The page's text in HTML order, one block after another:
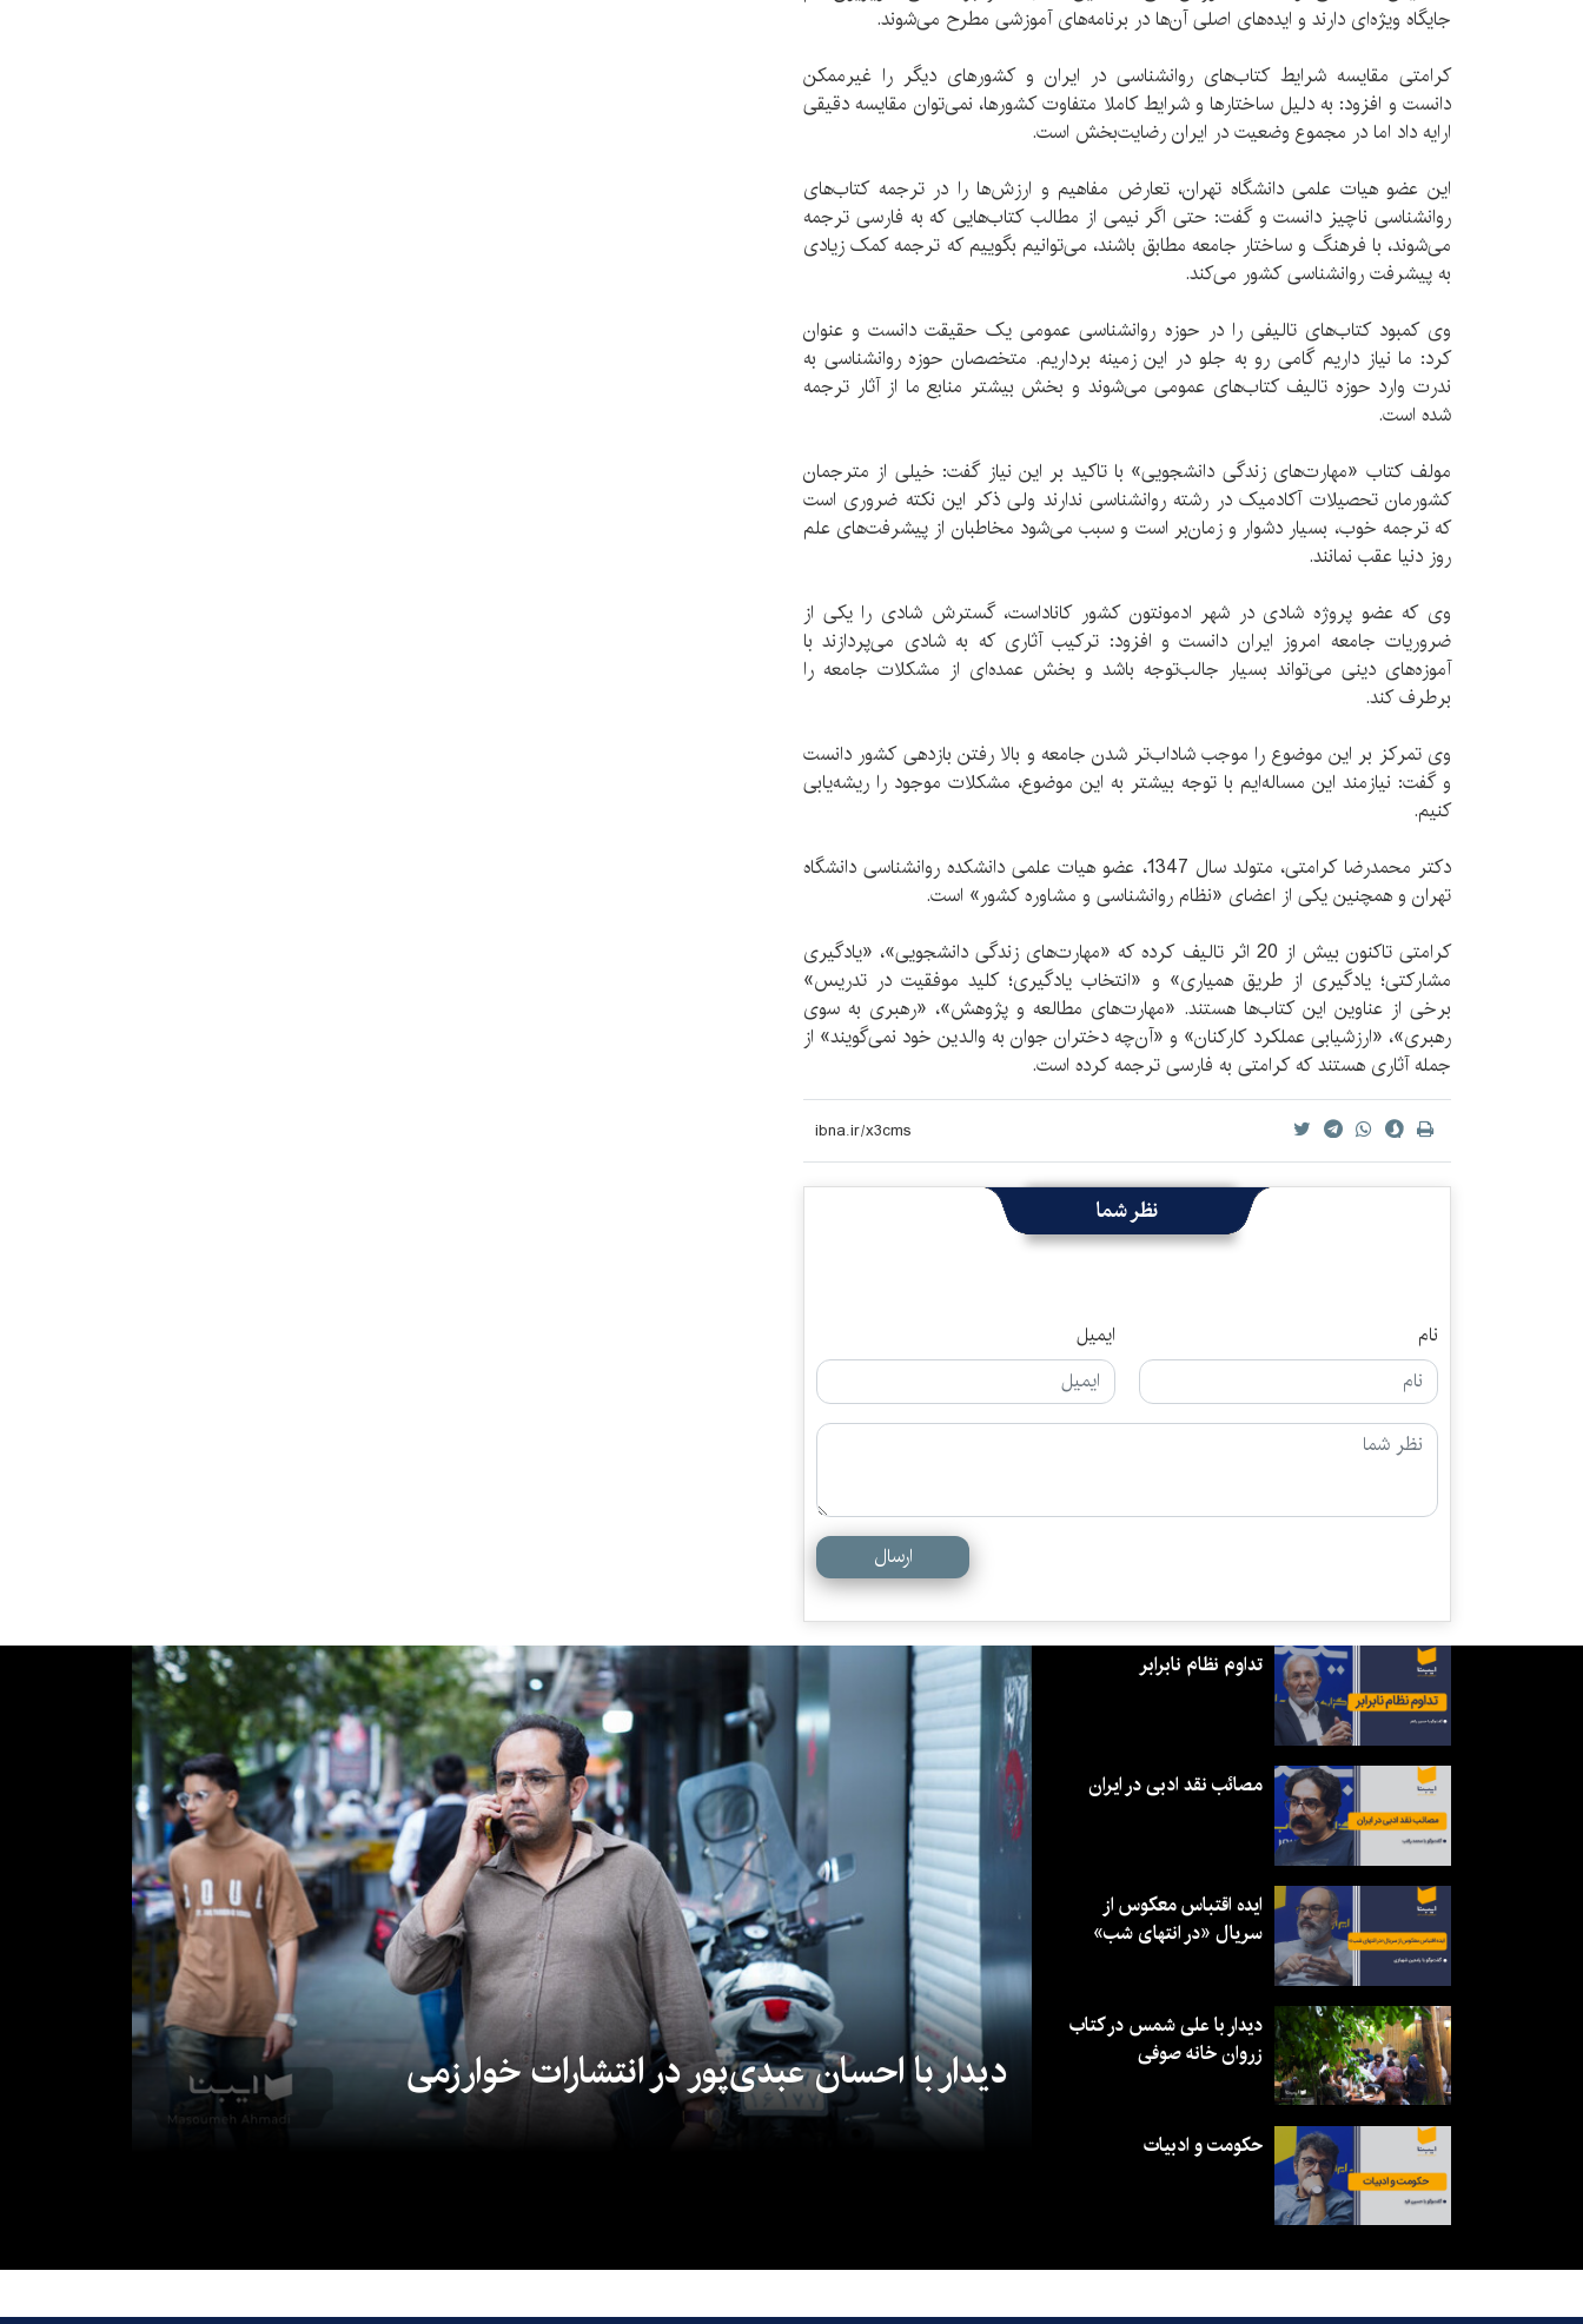
جایگاه ویژه‌ای دارند و ایده‌های اصلی آن‌ها در برنامه‌های آموزشی مطرح می‌شوند.
کرامتی مقایسه شرایط کتاب‌های روانشناسی در ایران و کشورهای دیگر را غیرممکن
دانست و افزود: به دلیل ساختارها و شرایط کاملا متفاوت کشورها، نمی‌توان مقایسه دقیقی
ارایه داد اما در مجموع وضعیت در ایران رضایت‌بخش است.
این عضو هیات علمی دانشگاه تهران، تعارض مفاهیم و ارزش‌ها را در ترجمه کتاب‌های
روانشناسی ناچیز دانست و گفت: حتی اگر نیمی از مطالب کتاب‌هایی که به فارسی ترجمه
می‌شوند، با فرهنگ و ساختار جامعه مطابق باشند، می‌توانیم بگوییم که ترجمه کمک زیادی
به پیشرفت روانشناسی کشور می‌کند.
وی کمبود کتاب‌های تالیفی را در حوزه روانشناسی عمومی یک حقیقت دانست و عنوان
کرد: ما نیاز داریم گامی رو به جلو در این زمینه برداریم. متخصصان حوزه روانشناسی به
ندرت وارد حوزه تالیف کتاب‌های عمومی می‌شوند و بخش بیشتر منابع ما از آثار ترجمه
شده است.
مولف کتاب «مهارت‌های زندگی دانشجویی» با تاکید بر این نیاز گفت: خیلی از مترجمان
کشورمان تحصیلات آکادمیک در رشته روانشناسی ندارند ولی ذکر این نکته ضروری است
که ترجمه خوب، بسیار دشوار و زمان‌بر است و سبب می‌شود مخاطبان از پیشرفت‌های علم
روز دنیا عقب نمانند.
وی که عضو پروژه شادی در شهر ادمونتون کشور کاناداست، گسترش شادی را یکی از
ضروریات جامعه امروز ایران دانست و افزود: ترکیب آثاری که به شادی می‌پردازند با
آموزه‌های دینی می‌تواند بسیار جالب‌توجه باشد و بخش عمده‌ای از مشکلات جامعه را
برطرف کند.
وی تمرکز بر این موضوع را موجب شاداب‌تر شدن جامعه و بالا رفتن بازدهی کشور دانست
و گفت:‌ نیازمند اين مساله‌ایم با توجه بیشتر به این موضوع، مشکلات موجود را ریشه‌یابی
کنیم.
دکتر محمدرضا کرامتی، متولد سال 1347، عضو هیات علمی دانشکده روانشناسی دانشگاه
تهران و همچنین یکی از اعضای «نظام روانشناسی و مشاوره کشور» است.
کرامتی تاکنون بیش از 20 اثر تالیف کرده که «مهارت‌های زندگی دانشجویی»، «یادگیری
مشارکتی؛ یادگیری از طریق همیاری» و «انتخاب یادگیری؛ کلید موفقیت در تدریس»
برخی از عناوین این کتاب‌ها هستند. «مهارت‌های مطالعه و پژوهش»، «رهبری به سوی
رهبری»، «ارزشیابی عملکرد کارکنان» و «آن‌چه دختران جوان به والدین خود نمی‌گویند» از
جمله آثاری هستند که کرامتی به فارسی ترجمه کرده است.
نظر شما
نام ایمیل
ارسال
دیدار با احسان عبدی‌پور در انتشارات خوارزمی
تداوم نظام نابرابر
مصائب نقد ادبی در ایران
ایده اقتباس معکوس از
سریال «در انتهای شب»
دیدار با علی شمس در کتاب
زروان خانه صوفی
حکومت و ادبیات